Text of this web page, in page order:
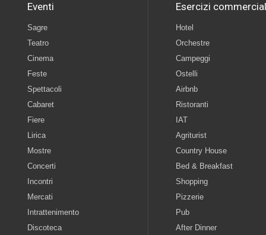
Eventi
Sagre
Teatro
Cinema
Feste
Spettacoli
Cabaret
Fiere
Lirica
Mostre
Concerti
Incontri
Mercati
Intrattenimento
Discoteca
Esercizi
Hotel
Orchestre
Campeggi
Ostelli
Airbnb
Ristoranti
IAT
Agriturist
Country House
Bed & Breakfast
Shopping
Pizzerie
Pub
After Dinner